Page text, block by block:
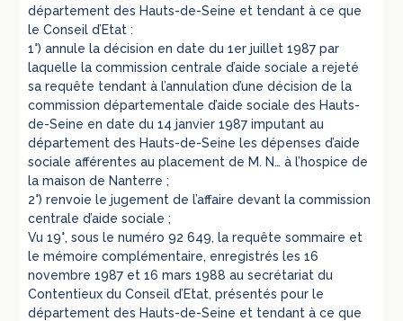
département des Hauts-de-Seine et tendant à ce que
le Conseil d’Etat :
1°) annule la décision en date du 1er juillet 1987 par
laquelle la commission centrale d’aide sociale a rejeté
sa requête tendant à l’annulation d’une décision de la
commission départementale d’aide sociale des Hauts-
de-Seine en date du 14 janvier 1987 imputant au
département des Hauts-de-Seine les dépenses d’aide
sociale afférentes au placement de M. N… à l’hospice de
la maison de Nanterre ;
2°) renvoie le jugement de l’affaire devant la commission
centrale d’aide sociale ;
Vu 19°, sous le numéro 92 649, la requête sommaire et
le mémoire complémentaire, enregistrés les 16
novembre 1987 et 16 mars 1988 au secrétariat du
Contentieux du Conseil d’Etat, présentés pour le
département des Hauts-de-Seine et tendant à ce que